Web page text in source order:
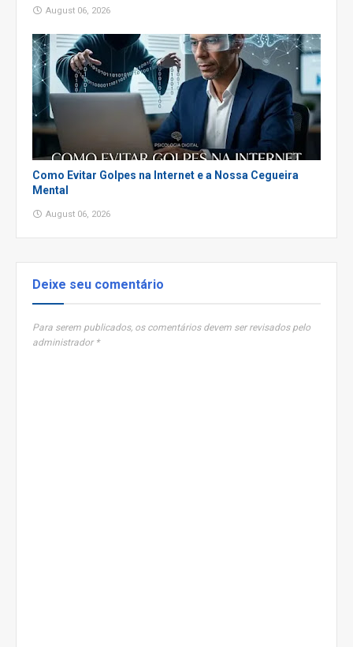
August 06, 2026
Como Evitar Golpes na Internet e a Nossa Cegueira
Mental
August 06, 2026
Deixe seu comentário
Para serem publicados, os comentários devem ser revisados pelo
administrador *